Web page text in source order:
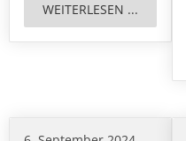
WEITERLESEN ...